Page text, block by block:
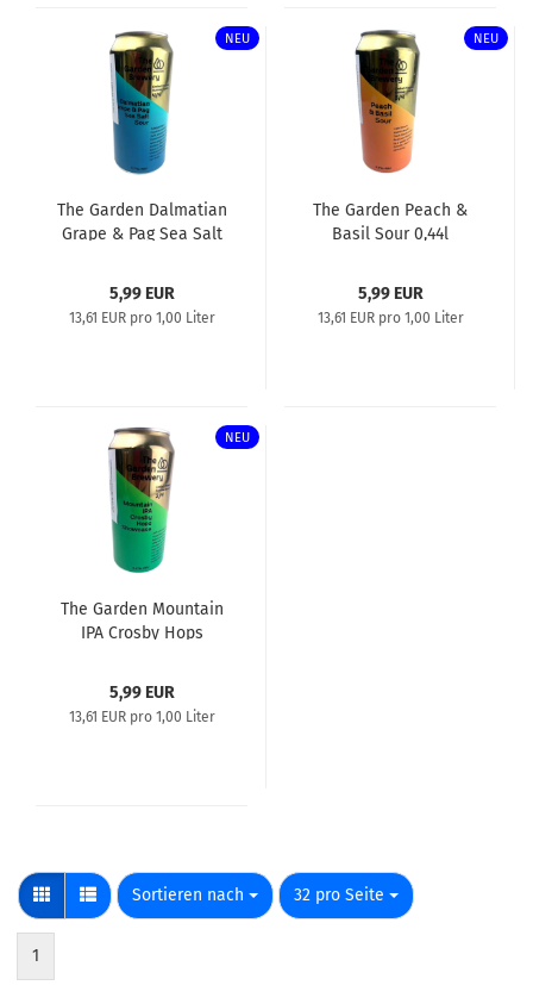
NEU
The Garden Dalmatian
Grape & Pag Sea Salt
5,99 EUR
13,61 EUR pro 1,00 Liter
NEU
The Garden Peach &
Basil Sour 0,44l
5,99 EUR
13,61 EUR pro 1,00 Liter
NEU
The Garden Mountain
IPA Crosby Hops
5,99 EUR
13,61 EUR pro 1,00 Liter
Sortieren nach
Sortieren nach 32 pro Seite
pro Seite
1